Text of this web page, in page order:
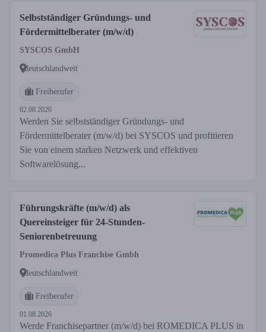
Selbstständiger Gründungs- und
Fördermittelberater (m/w/d)
SYSCOS GmbH
deutschlandweit
Freiberufer
02.08.2026
Werden Sie selbstständiger Gründungs- und
Fördermittelberater (m/w/d) bei SYSCOS und profitieren
Sie von einem starken Netzwerk und effektiven
Softwarelösung...
Führungskräfte (m/w/d) als
Quereinsteiger für 24-Stunden-
Seniorenbetreuung
Promedica Plus Franchise Gmbh
deutschlandweit
Freiberufer
01.08.2026
Werde Franchisepartner (m/w/d) bei ROMEDICA PLUS in